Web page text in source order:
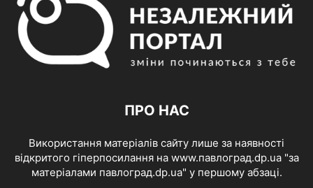
ПРО НАС
Використання матеріалів сайту лише за наявності
відкритого гіперпосилання на www.павлоград.dp.ua "за
матеріалами павлоград.dp.ua" у першому абзаці.